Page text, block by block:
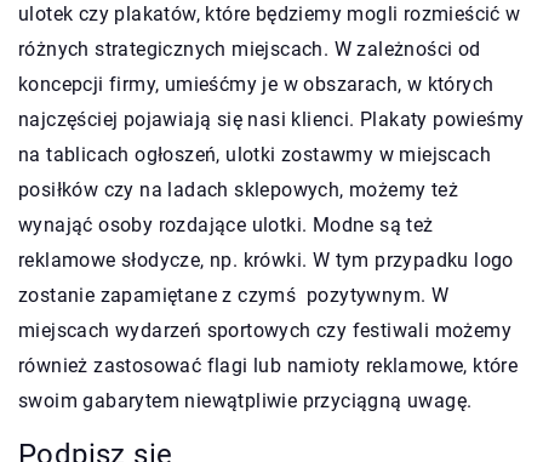
ulotek czy plakatów, które będziemy mogli rozmieścić w
różnych strategicznych miejscach. W zależności od
koncepcji firmy, umieśćmy je w obszarach, w których
najczęściej pojawiają się nasi klienci. Plakaty powieśmy
na tablicach ogłoszeń, ulotki zostawmy w miejscach
posiłków czy na ladach sklepowych, możemy też
wynająć osoby rozdające ulotki. Modne są też
reklamowe słodycze, np. krówki. W tym przypadku logo
zostanie zapamiętane z czymś pozytywnym. W
miejscach wydarzeń sportowych czy festiwali możemy
również zastosować flagi lub namioty reklamowe, które
swoim gabarytem niewątpliwie przyciągną uwagę.
Podpisz się